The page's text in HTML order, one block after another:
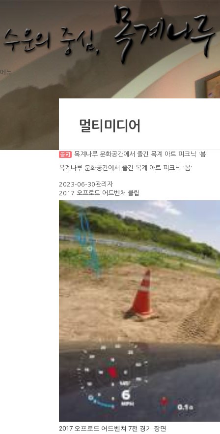
메뉴
멀티미디어
목계나루 문화공간에서 즐긴 목계 아트 피크닉 '봄'
목계나루 문화공간에서 즐긴 목계 아트 피크닉 '봄'
2023-06-30관리자
2017 오프로드 어드벤처 클립
2017 오프로드 어드벤쳐 7전 경기 장면